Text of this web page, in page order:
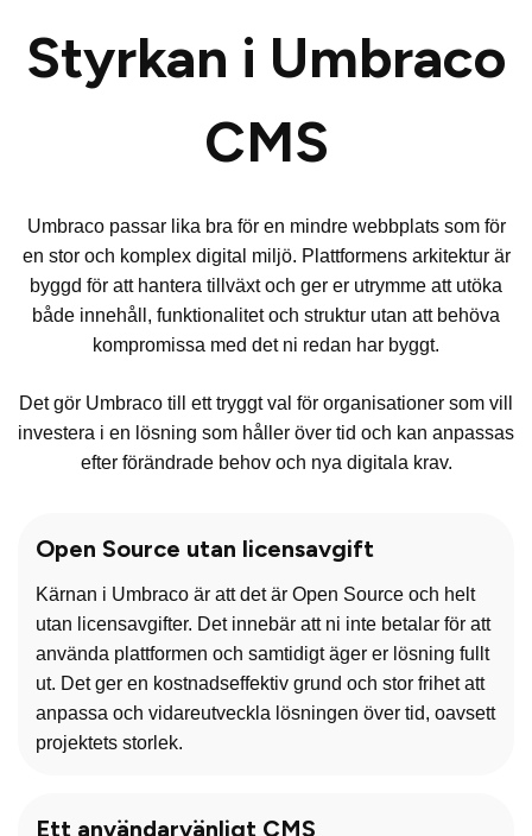
Styrkan i Umbraco
CMS
Umbraco passar lika bra för en mindre webbplats som för
en stor och komplex digital miljö. Plattformens arkitektur är
byggd för att hantera tillväxt och ger er utrymme att utöka
både innehåll, funktionalitet och struktur utan att behöva
kompromissa med det ni redan har byggt.
Det gör Umbraco till ett tryggt val för organisationer som vill
investera i en lösning som håller över tid och kan anpassas
efter förändrade behov och nya digitala krav.
Open Source utan licensavgift
Kärnan i Umbraco är att det är Open Source och helt
utan licensavgifter. Det innebär att ni inte betalar för att
använda plattformen och samtidigt äger er lösning fullt
ut. Det ger en kostnadseffektiv grund och stor frihet att
anpassa och vidareutveckla lösningen över tid, oavsett
projektets storlek.
Ett användarvänligt CMS